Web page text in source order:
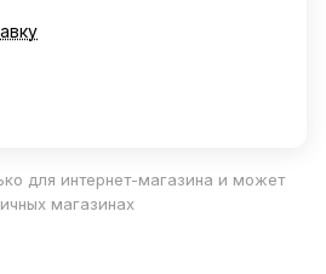
для интернет-магазина и может
магазинах